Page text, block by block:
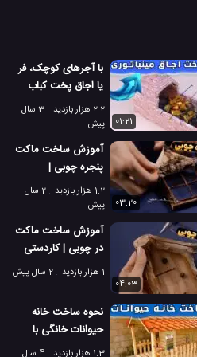
با آجرهای کوچک، فر
یا اجاق پخت کباب
بسازید!
2.2 هزار بازدید
3 سال
پیش
01:21
آموزش ساخت ماکت
پنجره چوبی |
کاردستی ماکت دریچه
چوبی ساده
1.2 هزار بازدید
2 سال
پیش
03:20
آموزش ساخت ماکت
در چوبی | کاردستی
ماکت درب چوبی1 هزار بازدید
2 سال پیش
04:03
نحوه ساخت خانه
حیوانات خانگی با
استفاده از تخته چوبی
1.3 هزار بازدید
4 سال